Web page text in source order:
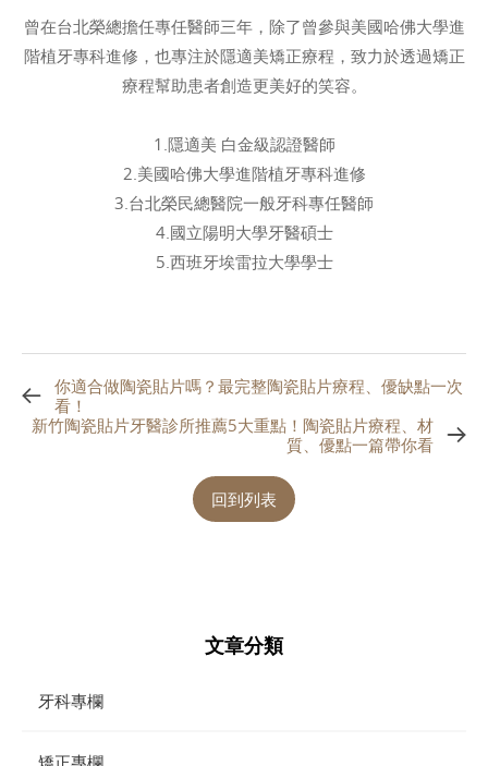
曾在台北榮總擔任專任醫師三年，除了曾參與美國哈佛大學進
階植牙專科進修，也專注於隱適美矯正療程，致力於透過矯正
療程幫助患者創造更美好的笑容。
1.隱適美 白金級認證醫師
2.美國哈佛大學進階植牙專科進修
3.台北榮民總醫院一般牙科專任醫師
4.國立陽明大學牙醫碩士
5.西班牙埃雷拉大學學士
你適合做陶瓷貼片嗎？最完整陶瓷貼片療程、優缺點一次
看！
新竹陶瓷貼片牙醫診所推薦5大重點！陶瓷貼片療程、材
質、優點一篇帶你看
回到列表
文章分類
牙科專欄
矯正專欄